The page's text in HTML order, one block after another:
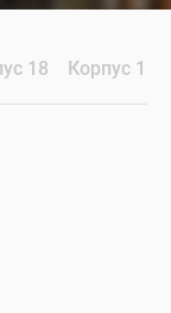
18 Корпус 19